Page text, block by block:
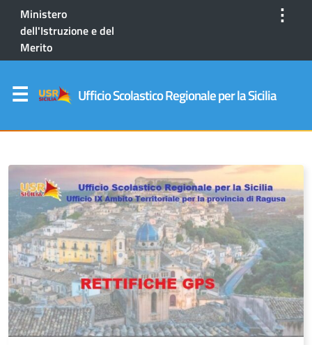
Ministero
dell'Istruzione e del
Merito
⋮
Ufficio Scolastico Regionale per la Sicilia